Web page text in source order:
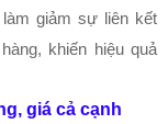
giảm sự liên kết
khiến hiệu quả
giá cả cạnh